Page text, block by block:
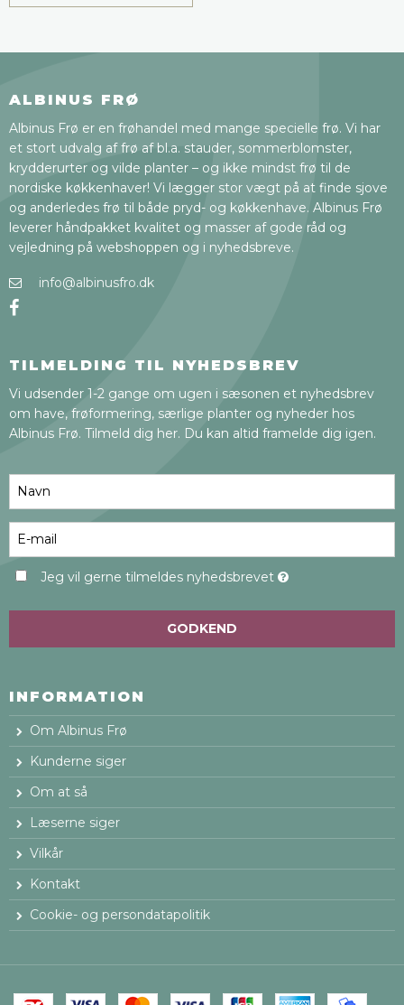
ALBINUS FRØ
Albinus Frø er en frøhandel med mange specielle frø. Vi har
et stort udvalg af frø af bl.a. stauder, sommerblomster,
krydderurter og vilde planter – og ikke mindst frø til de
nordiske køkkenhaver! Vi lægger stor vægt på at finde sjove
og anderledes frø til både pryd- og køkkenhave. Albinus Frø
leverer håndpakket kvalitet og masser af gode råd og
vejledning på webshoppen og i nyhedsbreve.
info@albinusfro.dk
TILMELDING TIL NYHEDSBREV
Vi udsender 1-2 gange om ugen i sæsonen et nyhedsbrev
om have, frøformering, særlige planter og nyheder hos
Albinus Frø. Tilmeld dig her. Du kan altid framelde dig igen.
Jeg vil gerne tilmeldes nyhedsbrevet
GODKEND
INFORMATION
Om Albinus Frø
Kunderne siger
Om at så
Læserne siger
Vilkår
Kontakt
Cookie- og persondatapolitik